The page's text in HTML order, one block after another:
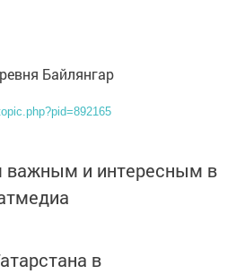
Байлянгар
важным и интересным в
в